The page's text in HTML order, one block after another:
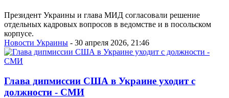
Президент Украины и глава МИД согласовали решение
отдельных кадровых вопросов в ведомстве и в посольском
корпусе.
Новости Украины - 30 апреля 2026, 21:46
Глава дипмиссии США в Украине уходит с
должности - СМИ